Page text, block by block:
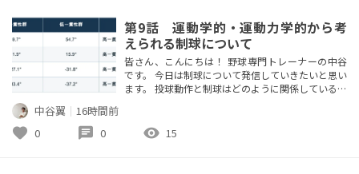
第9話 運動学的・運動力学的から考
えられる制球について
皆さん、こんにちは！ 野球専門トレーナーの中谷
です。 今日は制球について発信していきたいと思い
ます。 投球動作と制球はどのように関係しているの
投手（ボールのばらつきが少ない）は、リリース付
近の体幹の前屈、体幹の側屈が小さかった。 研究
中谷翼 ｜ 16時間前
favorite 0 chat 0 visibility 15